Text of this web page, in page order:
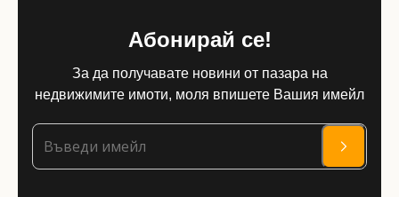
Абонирай се!
За да получавате новини от пазара на
недвижимите имоти, моля впишете Вашия имейл